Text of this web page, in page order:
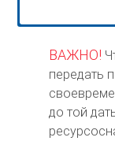
ВАЖНО!
передать
до той